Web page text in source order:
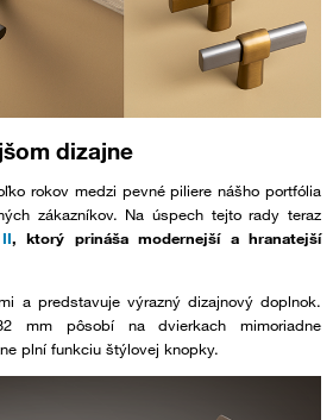
dizajne
rokov medzi pevné piliere nášho portfólia
zákazníkov. Na úspech tejto rady teraz
, ktorý prináša modernejší a hranatejší
a predstavuje výrazný dizajnový doplnok.
mm pôsobí na dvierkach mimoriadne
plní funkciu štýlovej knopky.